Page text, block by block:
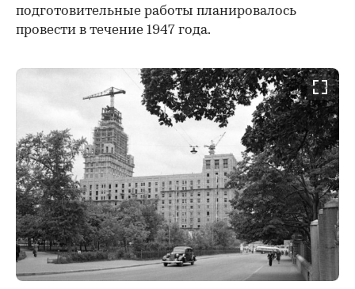
подготовительные работы планировалось
провести в течение 1947 года.
00:00 / 00:00